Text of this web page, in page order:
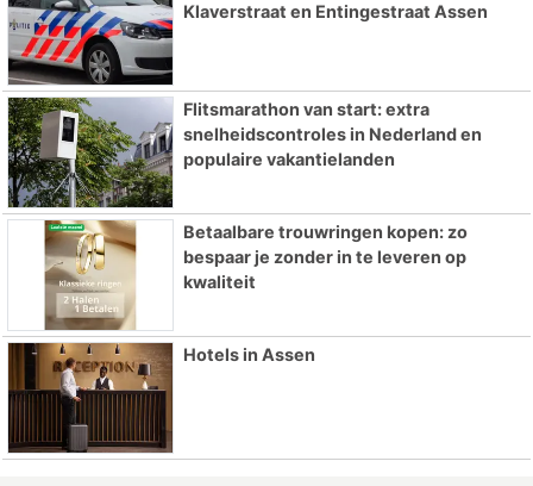
Klaverstraat en Entingestraat Assen
Flitsmarathon van start: extra
snelheidscontroles in Nederland en
populaire vakantielanden
Betaalbare trouwringen kopen: zo
bespaar je zonder in te leveren op
kwaliteit
Hotels in Assen